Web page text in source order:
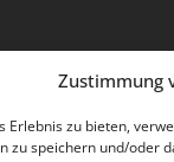
Zustimmung
Erlebnis zu bieten,
zu speichern und/oder